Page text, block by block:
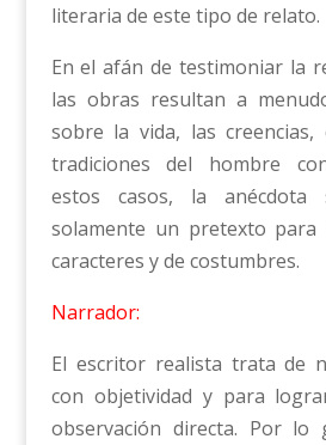
literaria de este tipo de relato.
En el afán de testimoniar la
las obras resultan a
sobre la vida, las
tradiciones del hombre
estos casos, la
solamente un pretexto para
caracteres y de costumbres.
Narrador:
El escritor realista trata de
con objetividad y para
observación directa. Por lo